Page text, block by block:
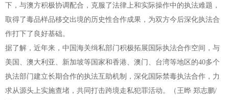
下，与澳方积极协调配合，克服了法律上和实际操作中的执法难题，
取得了毒品样品移交出境的历史性合作成果，为双方今后深化执法合
作打下了良好基础。
据了解，近年来，中国海关缉私部门积极拓展国际执法合作空间，与
美国、澳大利亚、新加坡等国家和香港、澳门、台湾等地区的40多个
执法部门建立长期合作的执法互助机制，深化国际禁毒执法合作，力
求从源头上实施查堵，共同打击跨境走私犯罪活动。（王晔 郑志鹏/